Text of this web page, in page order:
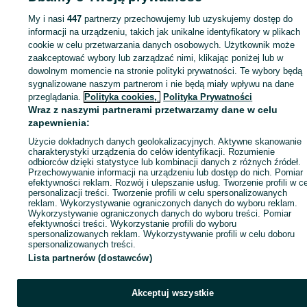
sprzedającym
Zaloguj się / Załóż konto
Kup
My i nasi447 partnerzy przechowujemy lub uzyskujemy dostęp do
informacji na urządzeniu, takich jak unikalne identyfikatory w plikach
cookie w celu przetwarzania danych osobowych. Użytkownik może
zaakceptować wybory lub zarządzać nimi, klikając poniżej lub w
dowolnym momencie na stronie polityki prywatności. Te wybory będą
sygnalizowane naszym partnerom i nie będą miały wpływu na dane
przeglądania. Polityka cookies, Polityka Prywatności
Wraz z naszymi partnerami przetwarzamy dane w celu
zapewnienia:
Użycie dokładnych danych geolokalizacyjnych. Aktywne skanowanie
charakterystyki urządzenia do celów identyfikacji. Rozumienie
odbiorców dzięki statystyce lub kombinacji danych z różnych źródeł.
Przechowywanie informacji na urządzeniu lub dostęp do nich. Pomiar
efektywności reklam. Rozwój i ulepszanie usług. Tworzenie profili w
personalizacji treści. Tworzenie profili w celu spersonalizowanych
reklam. Wykorzystywanie ograniczonych danych do wyboru reklam.
Wykorzystywanie ograniczonych danych do wyboru treści. Pomiar
efektywności treści. Wykorzystanie profili do wyboru
spersonalizowanych reklam. Wykorzystywanie profili w celu doboru
spersonalizowanych treści.
Lista partnerów (dostawców)
Akceptuj wszystkie